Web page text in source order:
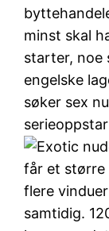
minst skal
starter, noe
engelske
søker sex
får et større
flere
samtidig.